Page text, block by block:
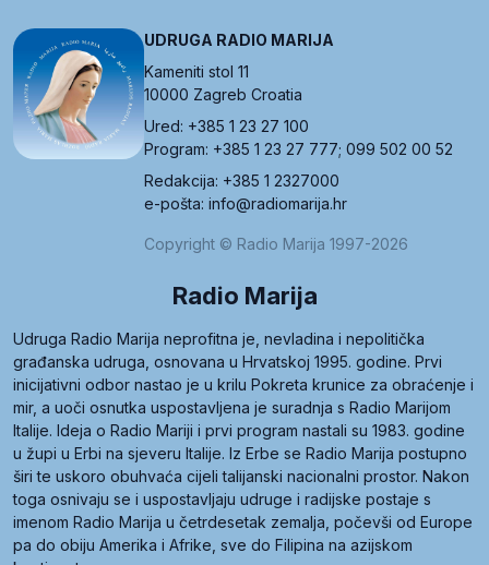
UDRUGA RADIO MARIJA
Kameniti stol 11
10000 Zagreb Croatia
Ured: +385 1 23 27 100
Program: +385 1 23 27 777; 099 502 00 52
Redakcija: +385 1 2327000
e-pošta: info@radiomarija.hr
Copyright © Radio Marija 1997-2026
Radio Marija
Udruga Radio Marija neprofitna je, nevladina i nepolitička
građanska udruga, osnovana u Hrvatskoj 1995. godine. Prvi
inicijativni odbor nastao je u krilu Pokreta krunice za obraćenje i
mir, a uoči osnutka uspostavljena je suradnja s Radio Marijom
Italije. Ideja o Radio Mariji i prvi program nastali su 1983. godine
u župi u Erbi na sjeveru Italije. Iz Erbe se Radio Marija postupno
širi te uskoro obuhvaća cijeli talijanski nacionalni prostor. Nakon
toga osnivaju se i uspostavljaju udruge i radijske postaje s
imenom Radio Marija u četrdesetak zemalja, počevši od Europe
pa do obiju Amerika i Afrike, sve do Filipina na azijskom